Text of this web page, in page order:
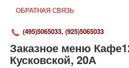
ОБРАТНАЯ СВЯЗЬ
(495)5065033, (925)5065033
Заказное меню
Кусковской, 20А